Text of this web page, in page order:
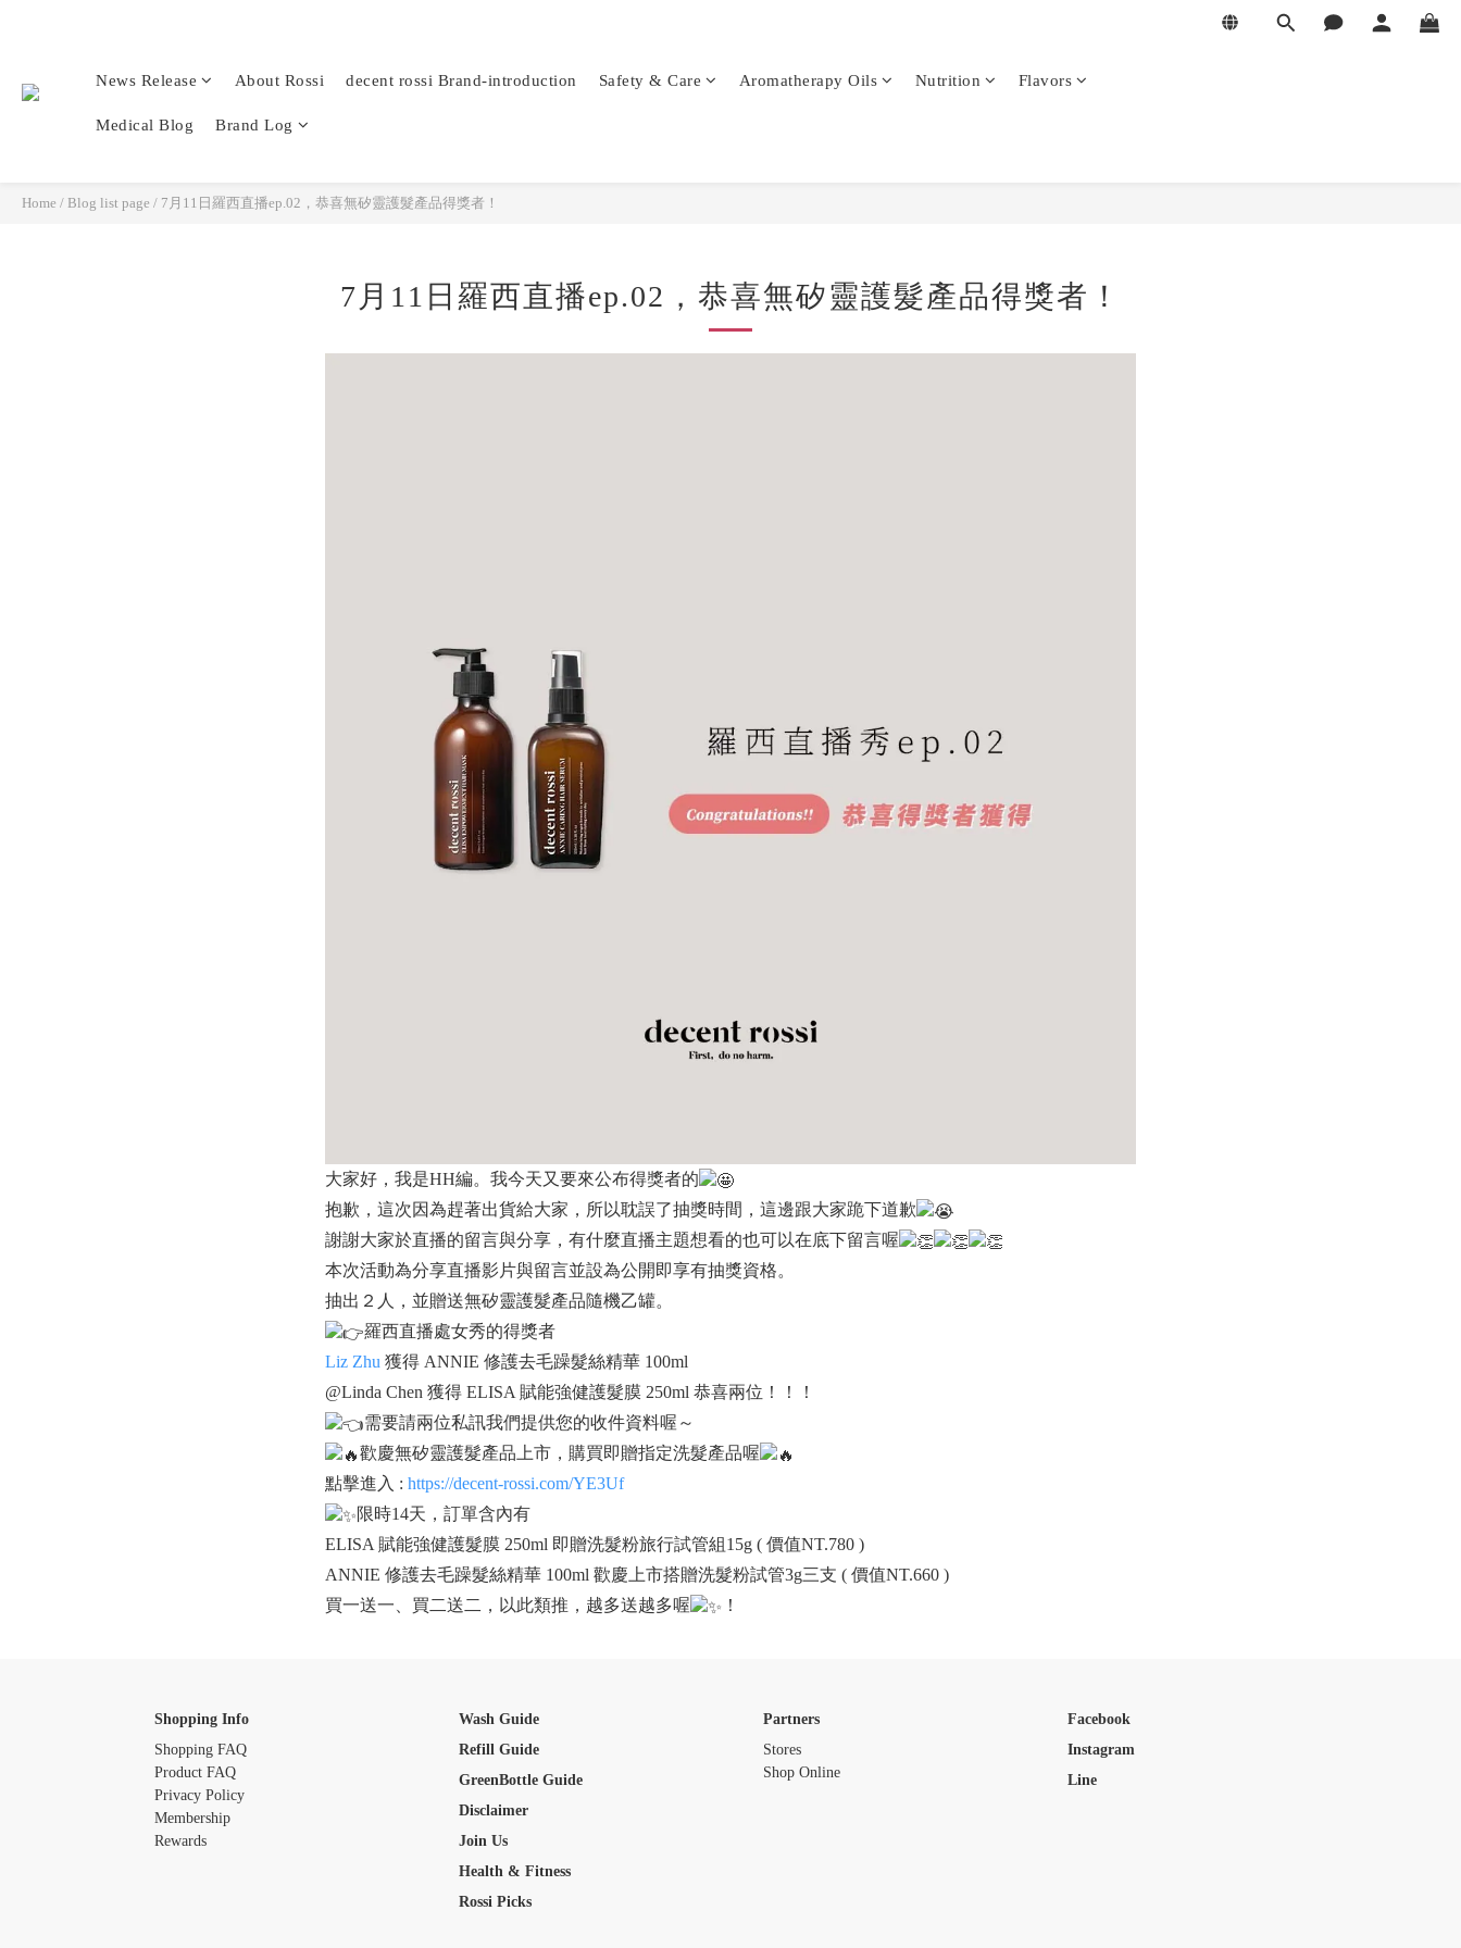
News Release About Rossi decent rossi Brand-introduction Safety & Care Aromatherapy Oils Nutrition Flavors
Medical Blog Brand Log
Home / Blog list page / 7月11日羅西直播ep.02，恭喜無矽靈護髮產品得獎者！
7月11日羅西直播ep.02，恭喜無矽靈護髮產品得獎者！
大家好，我是HH編。我今天又要來公布得獎者的
抱歉，這次因為趕著出貨給大家，所以耽誤了抽獎時間，這邊跟大家跪下道歉
謝謝大家於直播的留言與分享，有什麼直播主題想看的也可以在底下留言喔
本次活動為分享直播影片與留言並設為公開即享有抽獎資格。
抽出２人，並贈送無矽靈護髮產品隨機乙罐。
羅西直播處女秀的得獎者
Liz Zhu 獲得 ANNIE 修護去毛躁髮絲精華 100ml
@Linda Chen 獲得 ELISA 賦能強健護髮膜 250ml 恭喜兩位！！！
需要請兩位私訊我們提供您的收件資料喔～
歡慶無矽靈護髮產品上市，購買即贈指定洗髮產品喔
點擊進入 : https://decent-rossi.com/YE3Uf
限時14天，訂單含內有
ELISA 賦能強健護髮膜 250ml 即贈洗髮粉旅行試管組15g ( 價值NT.780 )
ANNIE 修護去毛躁髮絲精華 100ml 歡慶上市搭贈洗髮粉試管3g三支 ( 價值NT.660 )
買一送一、買二送二，以此類推，越多送越多喔
！
Shopping Info
Shopping FAQ
Product FAQ
Privacy Policy
Membership
Rewards
Wash Guide
Refill Guide
GreenBottle Guide
Disclaimer
Join Us
Health & Fitness
Rossi Picks
Partners
Stores
Shop Online
Facebook
Instagram
Line